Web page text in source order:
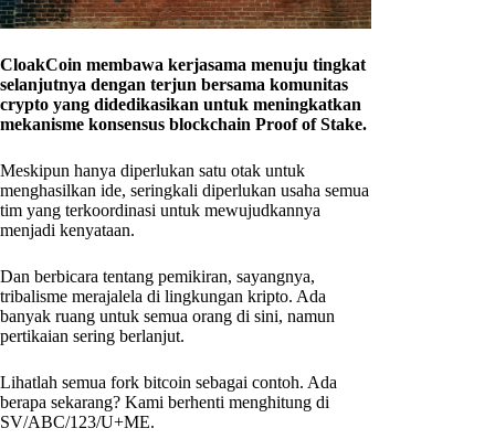
CloakCoin membawa kerjasama menuju tingkat
selanjutnya dengan terjun bersama komunitas
crypto yang didedikasikan untuk meningkatkan
mekanisme konsensus blockchain Proof of Stake.
Meskipun hanya diperlukan satu otak untuk
menghasilkan ide, seringkali diperlukan usaha semua
tim yang terkoordinasi untuk mewujudkannya
menjadi kenyataan.
Dan berbicara tentang pemikiran, sayangnya,
tribalisme merajalela di lingkungan kripto. Ada
banyak ruang untuk semua orang di sini, namun
pertikaian sering berlanjut.
Lihatlah semua fork bitcoin sebagai contoh. Ada
berapa sekarang? Kami berhenti menghitung di
SV/ABC/123/U+ME.